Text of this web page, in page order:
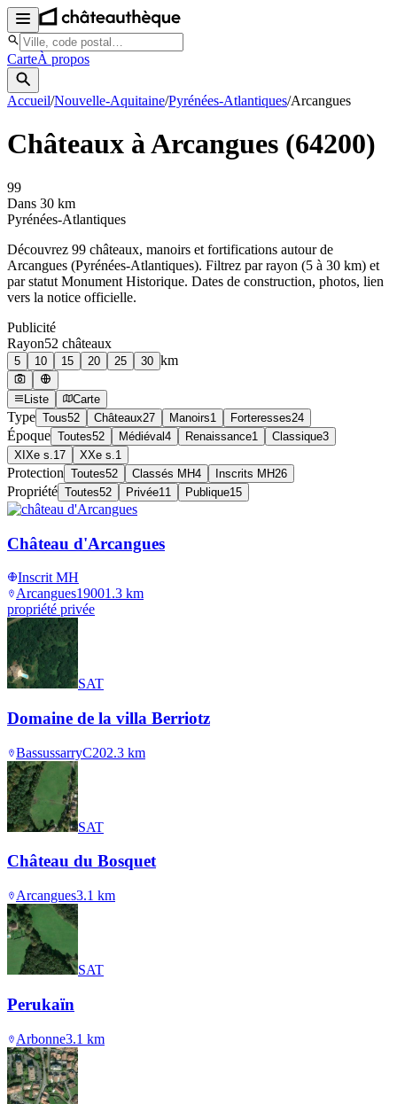
CarteÀ propos
Accueil/Nouvelle-Aquitaine/Pyrénées-Atlantiques/Arcangues
Châteaux àArcangues (64200)
99
Dans 30 km
Pyrénées-Atlantiques
Découvrez 99 châteaux, manoirs et fortifications autour de
Arcangues (Pyrénées-Atlantiques). Filtrez par rayon (5 à 30 km) et
par statut Monument Historique. Dates de construction, photos, lien
vers la notice officielle.
Publicité
Rayon52 châteaux
5 10 15 20 25 30 km
Liste Carte
Type Tous52 Châteaux27 Manoirs1 Forteresses24
Époque Toutes52 Médiéval 4 Renaissance1 Classique3
XIXe s. 17 XXe s. 1
Protection Toutes52 Classés MH4 Inscrits MH26
Propriété Toutes52 Privée11 Publique15
Château d'Arcangues
Inscrit MH
Arcangues19001.3 km
propriété privée
SAT
Domaine de la villa Berriotz
BassussarryC202.3 km
SAT
Château du Bosquet
Arcangues3.1 km
SAT
Perukaïn
Arbonne3.1 km